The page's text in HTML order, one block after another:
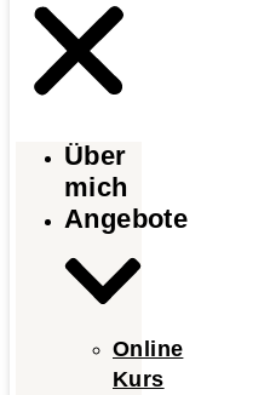
Über
mich
Angebote
Online
Kurs